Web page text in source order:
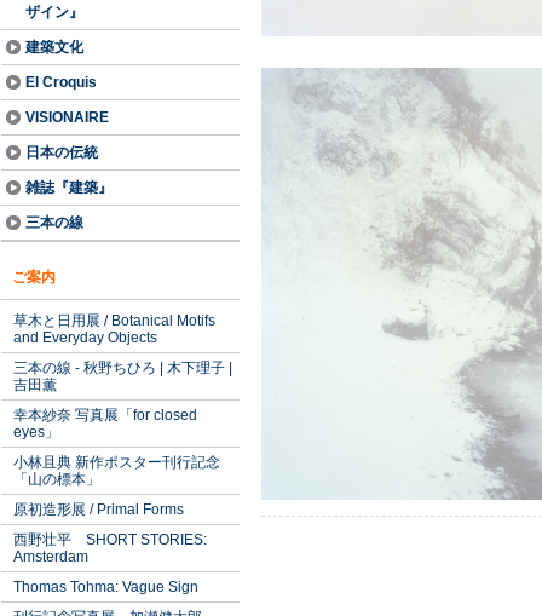
ザイン』
建築文化
El Croquis
VISIONAIRE
日本の伝統
雑誌『建築』
三本の線
ご案内
草木と日用展 / Botanical Motifs
and Everyday Objects
三本の線 - 秋野ちひろ | 木下理子 |
吉田薫
幸本紗奈 写真展「for closed
eyes」
小林且典 新作ポスター刊行記念
「山の標本」
原初造形展 / Primal Forms
西野壮平 SHORT STORIES:
Amsterdam
Thomas Tohma: Vague Sign